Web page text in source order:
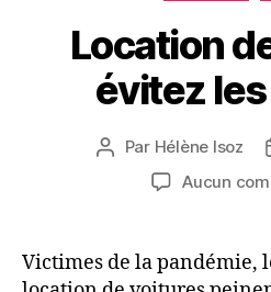
Location
évitez
Auteur
l’article
Par Hélène Isoz
Aucun
Victimes de la pandémie,